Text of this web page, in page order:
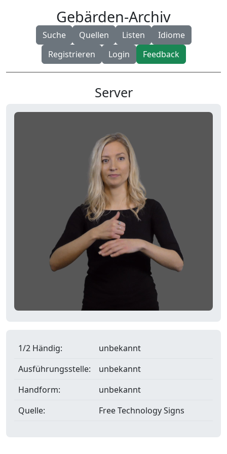
Gebärden-Archiv
Suche Quellen Listen
Idiome
Registrieren
Login Feedback
Server
1/2 Händig:
unbekannt
Ausführungsstelle:
unbekannt
Handform:
unbekannt
Quelle:
Free Technology Signs